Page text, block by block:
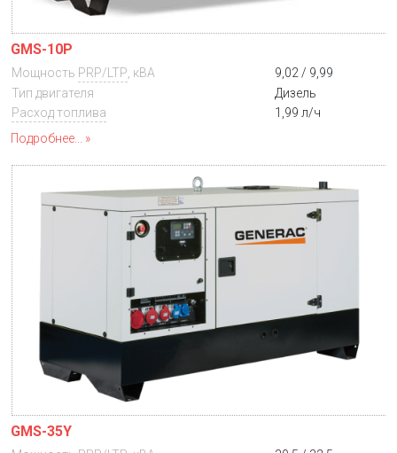
GMS-10P
Мощность PRP/LTP , кВА
9,02 / 9,99
Тип двигателя
Дизель
Расход топлива
1,99 л/ч
Подробнее...
GMS-35Y